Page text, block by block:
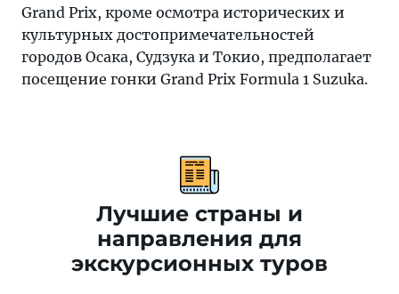
Grand Prix, кроме осмотра исторических и
культурных достопримечательностей
городов Осака, Судзука и Токио, предполагает
посещение гонки Grand Prix Formula 1 Suzuka.
Лучшие страны и
направления для
экскурсионных туров